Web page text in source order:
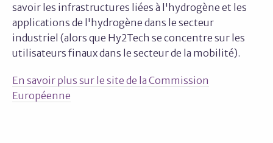
savoir les infrastructures liées à l'hydrogène et les
applications de l'hydrogène dans le secteur
industriel (alors que Hy2Tech se concentre sur les
utilisateurs finaux dans le secteur de la mobilité).
En savoir plus sur le site de la Commission
Européenne